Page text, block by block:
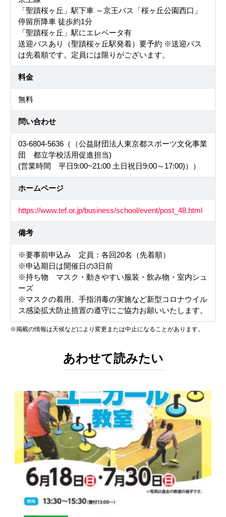
「聖蹟桜ヶ丘」駅下車 ～京王バス「桜ヶ丘公園西口」
停留所降車 徒歩約1分
「聖蹟桜ヶ丘」駅にエレベータ有
送迎バスあり（聖蹟桜ヶ丘駅発着）要予約 ※送迎バス
は先着順です。定員には限りがございます。
料金
無料
問い合わせ
03-6804-5636（（公益財団法人東京都スポーツ文化事業
団 都立学校活用促進担当)
(営業時間 平日9:00~21:00 土日祝日9:00～17:00)））
ホームページ
https://www.tef.or.jp/business/school/event/post_48.html
備考
※要事前申込み 定員：各回20名（先着順）
※申込期日は開催日の3日前
※持ち物 マスク・動きやすい服装・飲み物・室内シュ
ーズ
※マスクの着用、手指消毒の実施など新型コロナウイル
ス感染拡大防止措置の遵守にご協力お願いいたします。
※掲載の情報は天候などにより変更または中止になることがあります。
あわせて読みたい